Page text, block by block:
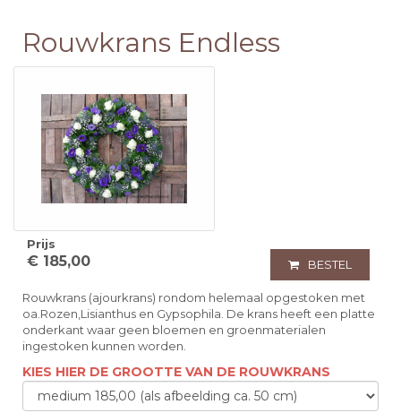
Rouwkrans Endless
Prijs
€ 185,00 BESTEL
Rouwkrans (ajourkrans) rondom helemaal opgestoken met
oa.Rozen,Lisianthus en Gypsophila. De krans heeft een platte
onderkant waar geen bloemen en groenmaterialen
ingestoken kunnen worden.
KIES HIER DE GROOTTE VAN DE ROUWKRANS